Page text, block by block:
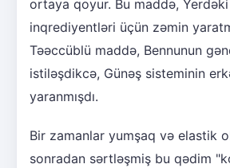
ortaya qoyur. Bu maddə, Yerdəki
inqrediyentləri üçün zəmin
Təəccüblü maddə, Bennunun
istiləşdikcə, Günəş sisteminin
yaranmışdı.
Bir zamanlar yumşaq və elastik
sonradan sərtləşmiş bu qədim